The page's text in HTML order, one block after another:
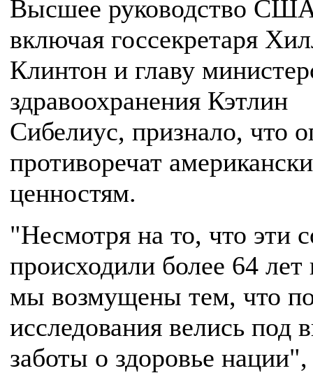
Высшее руководство
включая госсекретаря
Клинтон и главу
здравоохранения Кэтлин
Сибелиус, признало, что
противоречат
ценностям.
"Несмотря на то, что эти
происходили более 64 лет
мы возмущены тем, что
исследования велись под
заботы о здоровье